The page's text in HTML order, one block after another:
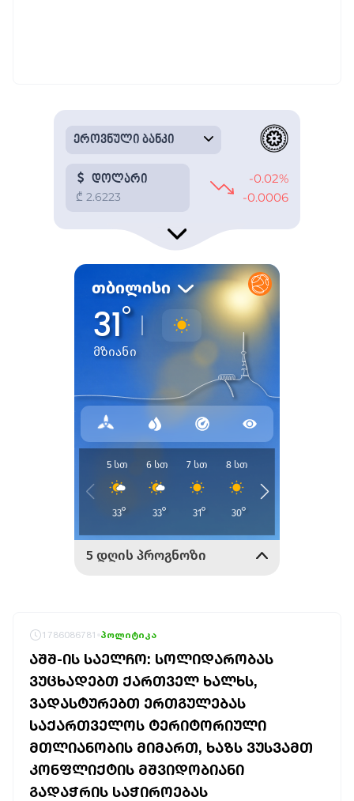
1786086781 პოლიტიკა
ᲐᲨᲨ-ᲘᲡ ᲡᲐᲔᲚᲩᲝ: ᲡᲝᲚᲘᲓᲐᲠᲝᲑᲐᲡ
ᲕᲣᲪᲮᲐᲓᲔᲑᲗ ᲥᲐᲠᲗᲕᲔᲚ ᲮᲐᲚᲮᲡ,
ᲕᲐᲓᲐᲡᲢᲣᲠᲔᲑᲗ ᲔᲠᲗᲒᲣᲚᲔᲑᲐᲡ
ᲡᲐᲥᲐᲠᲗᲕᲔᲚᲝᲡ ᲢᲔᲠᲘᲢᲝᲠᲘᲣᲚᲘ
ᲛᲗᲚᲘᲐᲜᲝᲑᲘᲡ ᲛᲘᲛᲐᲠᲗ, ᲮᲐᲖᲡ ᲕᲣᲡᲕᲐᲛᲗ
ᲙᲝᲜᲤᲚᲘᲥᲢᲘᲡ ᲛᲨᲕᲘᲓᲝᲑᲘᲐᲜᲘ
ᲒᲐᲓᲐᲭᲠᲘᲡ ᲡᲐᲭᲘᲠᲝᲔᲑᲐᲡ